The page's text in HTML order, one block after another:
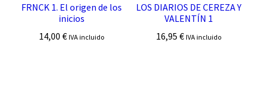
FRNCK 1. El origen de los
inicios
14,00€ IVA incluido
LOS DIARIOS DE CEREZA Y
VALENTÍN 1
16,95 € IVA incluido